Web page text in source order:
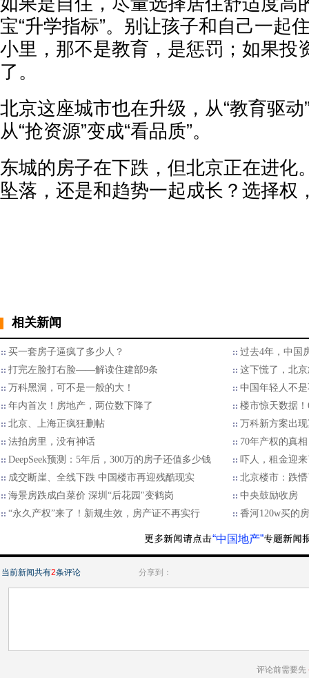
宝“升学指标”。别让孩子和自己一起
小里，那不是教育，是惩罚；如果投
了。
北京这座城市也在升级，从“教育驱动
从“抢资源”变成“看品质”。
东城的房子在下跌，但北京正在进化
坠落，还是和趋势一起成长？选择权
相关新闻
买一套房子逼疯了多少人？
过去4年，中国
打完左脸打右脸——解读住建部9条
这下慌了，北
万科黑洞，可不是一般的大！
中国年轻人不
年内首次！房地产，两位数下降了
楼市惊天数据
北京、上海正疯狂删帖
万科新方案出
​法拍房里，没有神话
70年产权的真
DeepSeek预测：5年后，300万的房子还值多少钱
吓人，租金迎
成交断崖、全线下跌 中国楼市再迎残酷现实
北京楼市：跌
海景房跌成白菜价 深圳“后花园"变鹤岗
中央鼓励收房
“永久产权”来了！新规生效，房产证不再实行
香河120w买的
“中国地产”
当前新闻共有2条评论 分享到：
评论前需要先